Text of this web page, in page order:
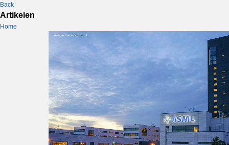
Back
Artikelen
Home